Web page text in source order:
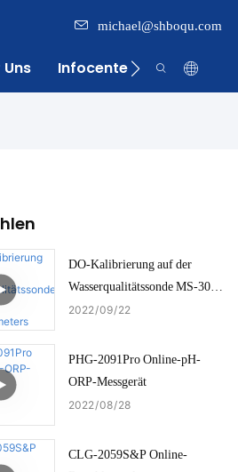
michael@shboqu.com
Uns Infocenter Kontakt
DO-Kalibrierung auf der
Wasserqualitätssonde MS-301
Mutilaprameters
2022 09 22
PHG-2091Pro Online-pH-
ORP-Messgerät
2022 08 28
CLG-2059S&P Online-